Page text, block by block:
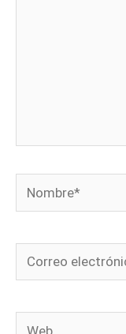
Nombre*
Correo
electrónico*
Web